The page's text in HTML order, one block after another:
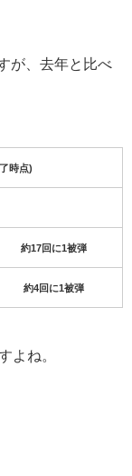
が、去年と比べ
時点)
約17回に1被弾
約4回に1被弾
よね。